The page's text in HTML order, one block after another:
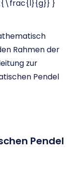
}
Rahmen der
zur
Pendel
Pendel